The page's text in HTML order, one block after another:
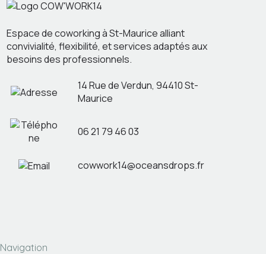
Espace de coworking à St-Maurice alliant
convivialité, flexibilité, et services adaptés aux
besoins des professionnels.
14 Rue de Verdun, 94410 St-
Maurice
06 21 79 46 03
cowwork14@oceansdrops.fr
Navigation